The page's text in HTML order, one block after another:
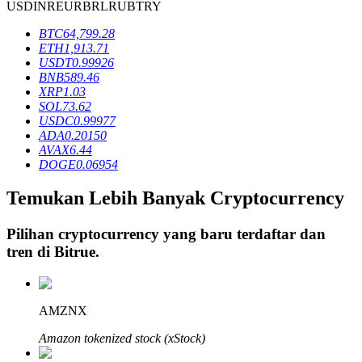
Penguncian BTR
Investasi eksklusif untuk pemegang BTR
Pinjaman
USDINREURBRLRUBTRY
BTC64,799.28
ETH1,913.71
USDT0.99926
BNB589.46
XRP1.03
SOL73.62
USDC0.99977
ADA0.20150
AVAX6.44
DOGE0.06954
Temukan Lebih Banyak Cryptocurrency
Pilihan cryptocurrency yang baru terdaftar dan
tren di Bitrue.
AMZNX
Amazon tokenized stock (xStock)